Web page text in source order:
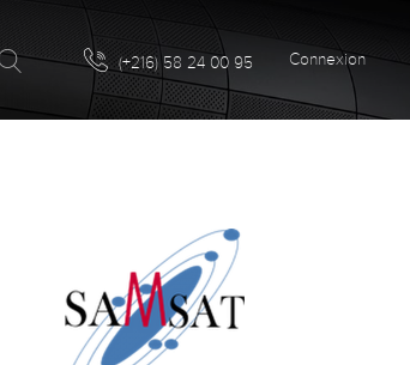
(+216) 58 24 00 95 Connexion